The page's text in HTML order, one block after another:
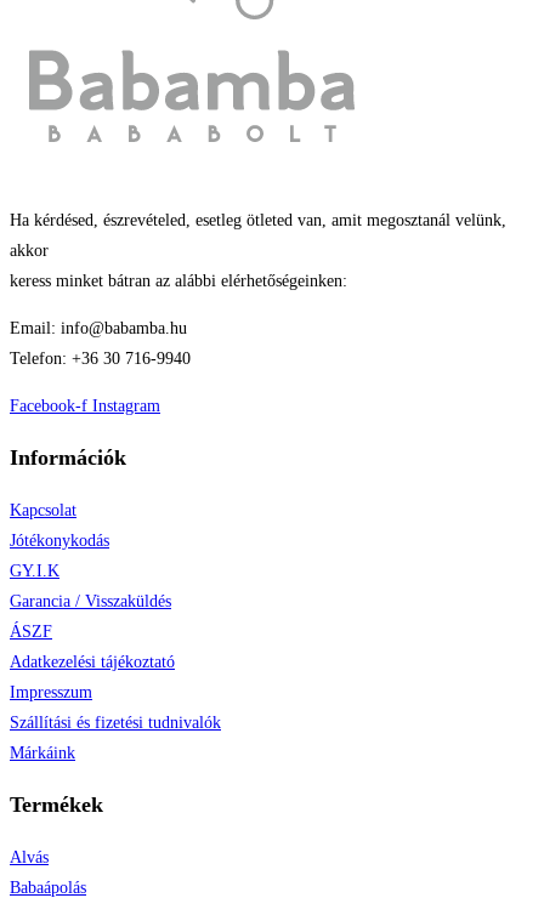
Ha kérdésed, észrevételed, esetleg ötleted van, amit megosztanál velünk,
akkor
keress minket bátran az alábbi elérhetőségeinken:
Email: info@babamba.hu
Telefon: +36 30 716-9940
Facebook-f Instagram
Információk
Kapcsolat
Jótékonykodás
GY.I.K
Garancia / Visszaküldés
ÁSZF
Adatkezelési tájékoztató
Impresszum
Szállítási és fizetési tudnivalók
Márkáink
Termékek
Alvás
Babaápolás